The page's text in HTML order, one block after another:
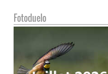
Fotoduelo